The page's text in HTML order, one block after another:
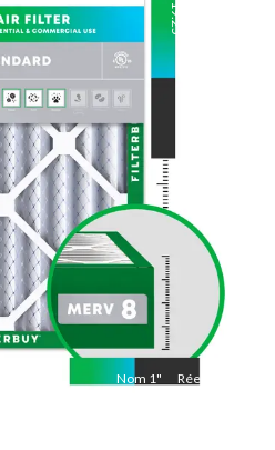
Nom 1" Réel
19.25